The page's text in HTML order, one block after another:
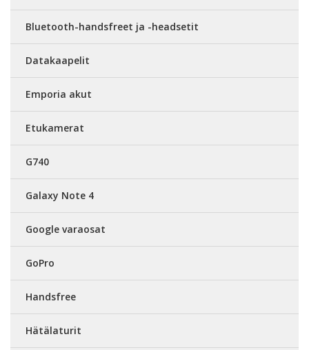
Bluetooth-handsfreet ja -headsetit
Datakaapelit
Emporia akut
Etukamerat
G740
Galaxy Note 4
Google varaosat
GoPro
Handsfree
Hätälaturit